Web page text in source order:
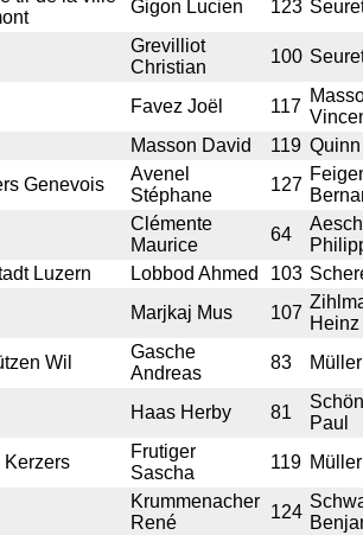
Gigon Lucien 123
Grevilliot
Christian
100
Favez Joël 117
Masson David
119
Genevois
Avenel
Stéphane
127
Clémente
Maurice
64
Luzern Lobbod Ahmed 103
Marjkaj Mus
107
Heinz
Wil
Gasche
Andreas
83
Haas Herby 81
Paul
Kerzers
Frutiger
Sascha
119
Krummenacher
René
124